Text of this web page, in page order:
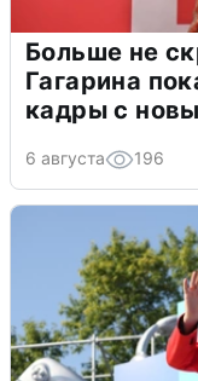
Больше не
Гагарина
кадры с
6 августа 196